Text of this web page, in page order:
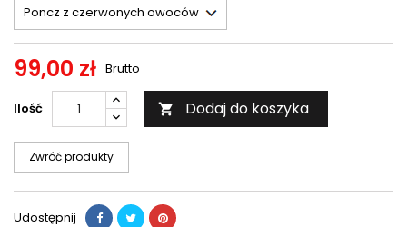
99,00 zł Brutto
Ilość  Dodaj do koszyka
Zwróć produkty
Udostępnij